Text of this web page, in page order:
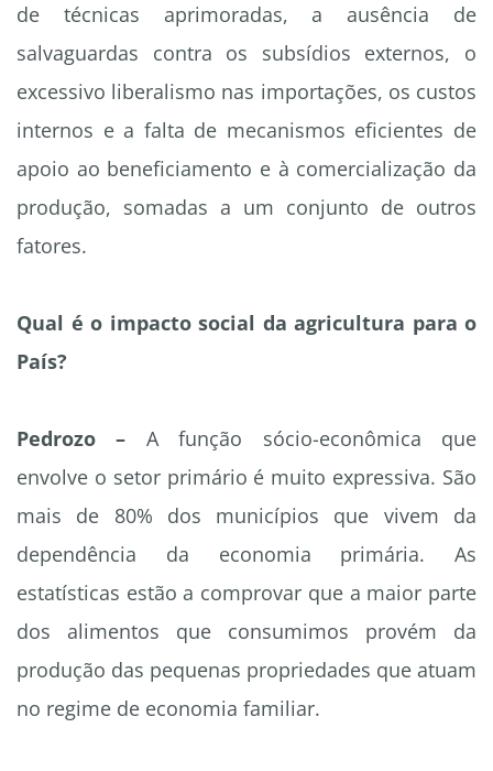
de técnicas aprimoradas, a ausência de
salvaguardas contra os subsídios externos, o
excessivo liberalismo nas importações, os custos
internos e a falta de mecanismos eficientes de
apoio ao beneficiamento e à comercialização da
produção, somadas a um conjunto de outros
fatores.
Qual é o impacto social da agricultura para o
País?
Pedrozo – A função sócio-econômica que
envolve o setor primário é muito expressiva. São
mais de 80% dos municípios que vivem da
dependência da economia primária. As
estatísticas estão a comprovar que a maior parte
dos alimentos que consumimos provém da
produção das pequenas propriedades que atuam
no regime de economia familiar.